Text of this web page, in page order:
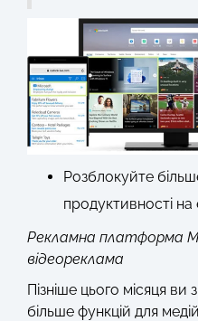
Розблокуйте
продуктивності на
Рекламна платформа
відеореклама
Пізніше цього місяця
більше функцій для